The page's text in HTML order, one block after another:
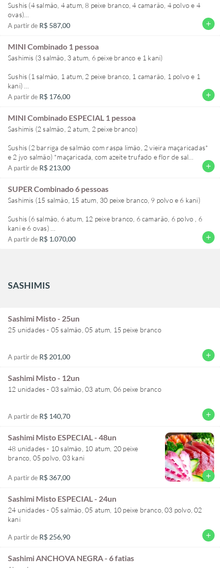
diferentes apenas por valores iguais ou inferior.
exemplo: trocamos sashimi atum por sashimi
Não trocamos salmão por polvo e etc. Obrigado
Sushis (4 salmão, 4 atum, 8 peixe branco, 4 camarão, 4 polvo e 4
ovas)
***observação** não trocamos itens de valores diferentes apenas
por valores iguais ou inferior.
exemplo: trocamos sashimi atum por sashimi salmão, mas não
trocamos sushi por sashimi. Não trocamos salmão por polvo e etc.
Obrigado
A partir de R$ 587,00 add
MINI Combinado 1 pessoa
Sashimis (3 salmão, 3 atum, 6 peixe branco e 1 kani)
Sushis (1 salmão, 1 atum, 2 peixe branco, 1 camarão, 1 polvo e 1
kani)
***observação** não trocamos itens de valores diferentes apenas
por valores iguais ou inferior.
exemplo: trocamos sashimi atum por sashimi salmão, mas não
trocamos sushi por sashimi. Não trocamos salmão por polvo e etc.
Obrigado
A partir de R$ 176,00 add
MINI Combinado ESPECIAL 1 pessoa
Sashimis (2 salmão, 2 atum, 2 peixe branco)
Sushis (2 barriga de salmão com raspa limão, 2 vieira maçaricadas*
e 2 jyo salmão) *maçaricada, com azeite trufado e flor de sal
***observação** não trocamos itens de valores diferentes apenas
por valores iguais ou inferior.
exemplo: trocamos sashimi atum por sashimi salmão, mas não
trocamos sushi por sashimi. Não trocamos salmão por polvo e etc.
Obrigado
A partir de R$ 213,00 add
SUPER Combinado 6 pessoas
Sashimis (15 salmão, 15 atum, 30 peixe branco, 9 polvo e 6 kani)
Sushis (6 salmão, 6 atum, 12 peixe branco, 6 camarão, 6 polvo , 6
kani e 6 ovas)
***observação** não trocamos itens de valores diferentes apenas
trocamos sushi por sashimi. Não trocamos salmão por polvo e etc.
Obrigado
A partir de R$ 1.070,00 add
SASHIMIS
Sashimi Misto - 25un
25 unidades - 05 salmão, 05 atum, 15 peixe branco
A partir de R$ 201,00 add
Sashimi Misto - 12un
12 unidades - 03 salmão, 03 atum, 06 peixe branco
A partir de R$ 140,70 add
Sashimi Misto ESPECIAL - 48un
48 unidades - 10 salmão, 10 atum, 20 peixe
branco, 05 polvo, 03 kani
A partir de R$ 367,00 add
Sashimi Misto ESPECIAL - 24un
24 unidades - 05 salmão, 05 atum, 10 peixe branco, 03 polvo, 02
kani
A partir de R$ 256,90 add
Sashimi ANCHOVA NEGRA - 6 fatias